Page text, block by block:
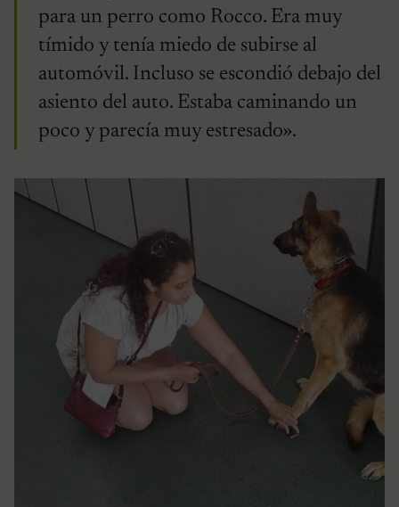
para un perro como Rocco. Era muy
tímido y tenía miedo de subirse al
automóvil. Incluso se escondió debajo del
asiento del auto. Estaba caminando un
poco y parecía muy estresado».